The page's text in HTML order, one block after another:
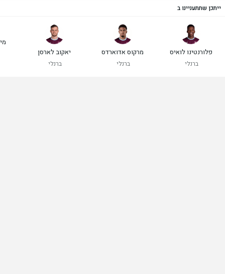
ייתכן שתתעניינו ב
פלורנטינו לואיס
ברנלי
מרקוס אדוארדס
ברנלי
יאקוב לארסן
ברנלי